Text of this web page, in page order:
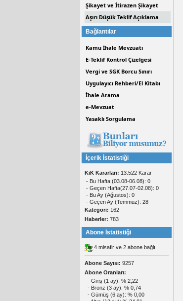
Şikayet ve İtirazen Şikayet
Aşırı Düşük Teklif Açıklama
Bağlantılar
Kamu İhale Mevzuatı
E-Teklif Kontrol Çizelgesi
Vergi ve SGK Borcu Sınırı
Uygulayıcı Rehberi/El Kitabı
İhale Arama
e-Mevzuat
Yasaklı Sorgulama
İçerik İstatistiği
KiK Kararları: 13.522 Karar
- Bu Hafta (03.08-06.08): 0
- Geçen Hafta(27.07-02.08): 0
- Bu Ay (Ağustos): 0
- Geçen Ay (Temmuz): 28
Kategori: 162
Haberler: 783
Abone İstatistiği
4 misafir ve 2 abone bağlı
Abone Sayısı: 9257
Abone Oranları:
- Giriş (1 ay): % 2,22
- Bronz (3 ay): % 0,74
- Gümüş (6 ay): % 0,00